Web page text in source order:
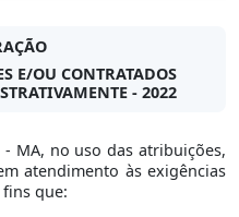
E/OU CONTRATADOS
- 2022
MA, no uso das atribuições,
atendimento às exigências
que: